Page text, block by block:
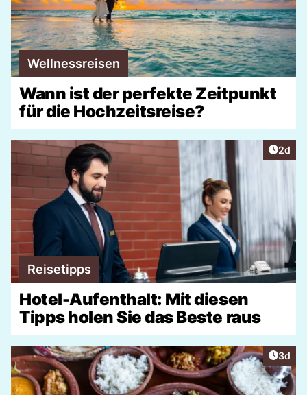
Wellnessreisen
Wann ist der perfekte Zeitpunkt
für die Hochzeitsreise?
2d
Reisetipps
Hotel-Aufenthalt: Mit diesen
Tipps holen Sie das Beste raus
3d